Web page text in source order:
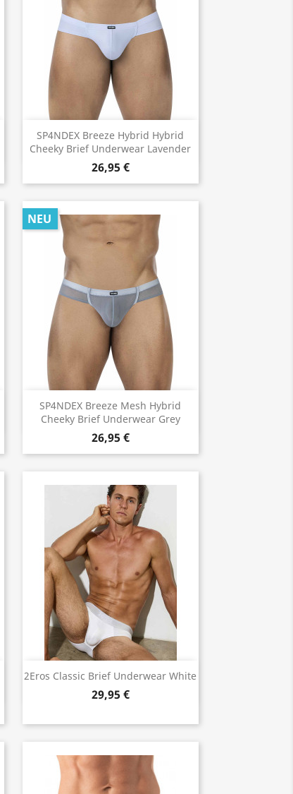
SP4NDEX Breeze Hybrid Hybrid
Cheeky Brief Underwear Lavender
26,95 €
Vorschau
SP4NDEX Breeze Mesh Hybrid
Cheeky Brief Underwear Grey
26,95 €
NEU
Vorschau
2Eros Classic Brief Underwear White
29,95 €
Vorschau